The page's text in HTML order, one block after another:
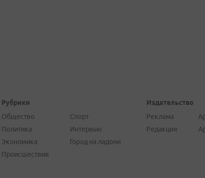
Рубрики
Общество
Политика
Экономика
Происшествия
Спорт
Интервью
Город на ладони
Издательство
Реклама
Редакция